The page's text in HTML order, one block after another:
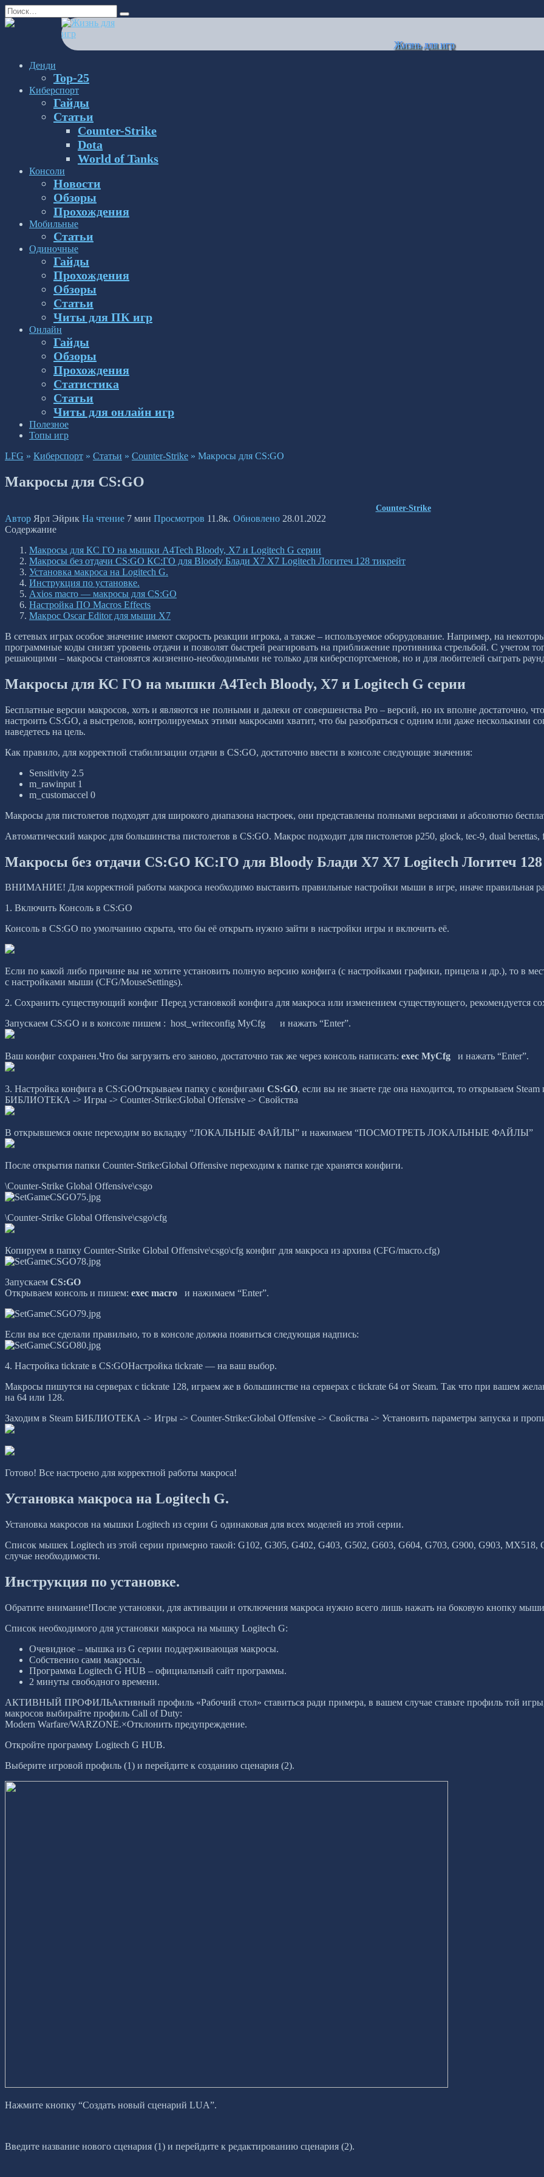
Перейти
к
Search
for:
Жизнь для игр
Денди
Top-25
Киберспорт
Гайды
Статьи
Counter-Strike
Dota
World of Tanks
Консоли
Новости
Обзоры
Прохождения
Мобильные
Статьи
Одиночные
Гайды
Прохождения
Обзоры
Статьи
Читы для ПК игр
Онлайн
Гайды
Обзоры
Прохождения
Статистика
Статьи
Читы для онлайн игр
Полезное
Топы игр
LFG » Киберспорт » Статьи » Counter-Strike » Макросы для CS:GO
Макросы для CS:GO
Counter-Strike
Автор Ярл Эйрик На чтение 7 мин Просмотров 11.8к. Обновлено 28.01.2022
Содержание
Макросы для КС ГО на мышки A4Tech Bloody, X7 и Logitech G серии
Макросы без отдачи CS:GO КС:ГО для Bloody Блади X7 Х7 Logitech Логитеч 128 тикрейт
Установка макроса на Logitech G.
Инструкция по установке.
Axios macro — макросы для CS:GO
Настройка ПО Macros Effects
Макрос Oscar Editor для мыши X7
В сетевых играх особое значение имеют скорость реакции игрока, а также – используемое оборудование. Например, на
программные коды снизят уровень отдачи и позволят быстрей реагировать на приближение противника стрельбой. С учетом
решающими – макросы становятся жизненно-необходимыми не только для киберспортсменов, но и для любителей сыграть
Макросы для КС ГО на мышки A4Tech Bloody, X7 и Logitech G серии
Бесплатные версии макросов, хоть и являются не полными и далеки от совершенства Pro – версий, но их вполне достаточно,
настроить CS:GO, а выстрелов, контролируемых этими макросами хватит, что бы разобраться с одним или даже несколькими
наведетесь на цель.
Как правило, для корректной стабилизации отдачи в CS:GO, достаточно ввести в консоле следующие значения:
Sensitivity 2.5
m_rawinput 1
m_customaccel 0
Макросы для пистолетов подходят для широкого диапазона настроек, они представлены полными версиями и абсолютно
Автоматический макрос для большинства пистолетов в CS:GO. Макрос подходит для пистолетов p250, glock, tec-9, dual
Макросы без отдачи CS:GO КС:ГО для Bloody Блади X7 Х7 Logitech Логитеч
ВНИМАНИЕ! Для корректной работы макроса необходимо выставить правильные настройки мыши в игре, иначе правильная
1. Включить Консоль в CS:GO
Консоль в CS:GO по умолчанию скрыта, что бы её открыть нужно зайти в настройки игры и включить её.
Если по какой либо причине вы не хотите установить полную версию конфига (с настройками графики, прицела и др.), то в
с настройками мыши (CFG/MouseSettings).
2. Сохранить существующий конфиг Перед установкой конфига для макроса или изменением существующего, рекомендуется
Запускаем CS:GO и в консоле пишем : host_writeconfig MyCfg и нажать “Enter”.
Ваш конфиг сохранен.Что бы загрузить его заново, достаточно так же через консоль написать: exec MyCfg и нажать “Enter”.
3. Настройка конфига в CS:GOОткрываем папку с конфигами CS:GO, если вы не знаете где она находится, то открываем
БИБЛИОТЕКА -> Игры -> Counter-Strike:Global Offensive -> Свойства
В открывшемся окне переходим во вкладку “ЛОКАЛЬНЫЕ ФАЙЛЫ” и нажимаем “ПОСМОТРЕТЬ ЛОКАЛЬНЫЕ ФАЙЛЫ”
После открытия папки Counter-Strike:Global Offensive переходим к папке где хранятся конфиги.
\Counter-Strike Global Offensive\csgo
\Counter-Strike Global Offensive\csgo\cfg
Копируем в папку Counter-Strike Global Offensive\csgo\cfg конфиг для макроса из архива (CFG/macro.cfg)
Запускаем CS:GO
Открываем консоль и пишем: exec macro и нажимаем “Enter”.
Если вы все сделали правильно, то в консоле должна появиться следующая надпись:
4. Настройка tickrate в CS:GOНастройка tickrate — на ваш выбор.
Макросы пишутся на серверах с tickrate 128, играем же в большинстве на серверах с tickrate 64 от Steam. Так что при вашем
на 64 или 128.
Заходим в Steam БИБЛИОТЕКА -> Игры -> Counter-Strike:Global Offensive -> Свойства -> Установить параметры запуска и
Готово! Все настроено для корректной работы макроса!
Установка макроса на Logitech G.
Установка макросов на мышки Logitech из серии G одинаковая для всех моделей из этой серии.
Список мышек Logitech из этой серии примерно такой: G102, G305, G402, G403, G502, G603, G604, G703, G900, G903, MX518,
случае необходимости.
Инструкция по установке.
Обратите внимание!После установки, для активации и отключения макроса нужно всего лишь нажать на боковую кнопку
Список необходимого для установки макроса на мышку Logitech G:
Очевидное – мышка из G серии поддерживающая макросы.
Собственно сами макросы.
Программа Logitech G HUB – официальный сайт программы.
2 минуты свободного времени.
АКТИВНЫЙ ПРОФИЛЬАктивный профиль «Рабочий стол» ставиться ради примера, в вашем случае ставьте профиль той
макросов выбирайте профиль Call of Duty:
Modern Warfare/WARZONE.×Отклонить предупреждение.
Откройте программу Logitech G HUB.
Выберите игровой профиль (1) и перейдите к созданию сценария (2).
Нажмите кнопку “Создать новый сценарий LUA”.
Введите название нового сценария (1) и перейдите к редактированию сценария (2).